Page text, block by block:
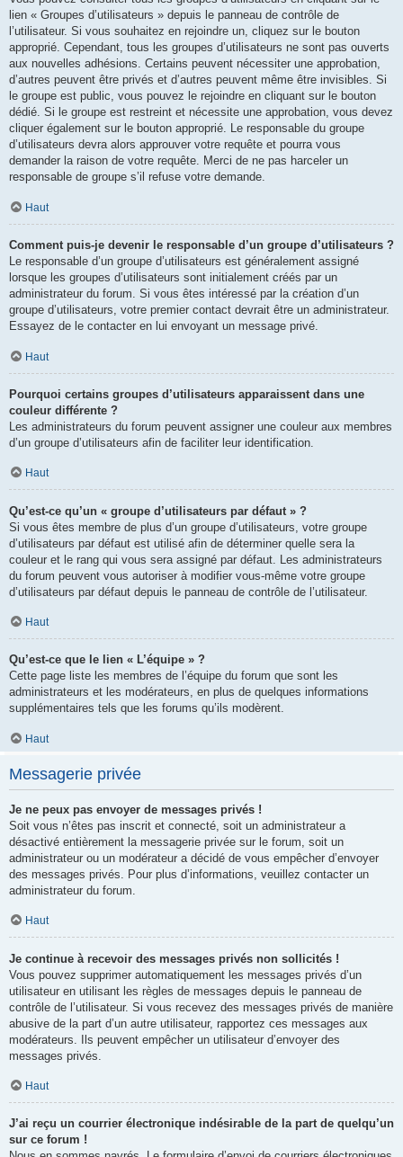
lien « Groupes d’utilisateurs » depuis le panneau de contrôle de
l’utilisateur. Si vous souhaitez en rejoindre un, cliquez sur le bouton
approprié. Cependant, tous les groupes d’utilisateurs ne sont pas ouverts
aux nouvelles adhésions. Certains peuvent nécessiter une approbation,
d’autres peuvent être privés et d’autres peuvent même être invisibles. Si
le groupe est public, vous pouvez le rejoindre en cliquant sur le bouton
dédié. Si le groupe est restreint et nécessite une approbation, vous devez
cliquer également sur le bouton approprié. Le responsable du groupe
d’utilisateurs devra alors approuver votre requête et pourra vous
demander la raison de votre requête. Merci de ne pas harceler un
responsable de groupe s’il refuse votre demande.
Haut
Comment puis-je devenir le responsable d’un groupe d’utilisateurs ?
Le responsable d’un groupe d’utilisateurs est généralement assigné
lorsque les groupes d’utilisateurs sont initialement créés par un
administrateur du forum. Si vous êtes intéressé par la création d’un
groupe d’utilisateurs, votre premier contact devrait être un administrateur.
Essayez de le contacter en lui envoyant un message privé.
Haut
Pourquoi certains groupes d’utilisateurs apparaissent dans une
couleur différente ?
Les administrateurs du forum peuvent assigner une couleur aux membres
d’un groupe d’utilisateurs afin de faciliter leur identification.
Haut
Qu’est-ce qu’un « groupe d’utilisateurs par défaut » ?
Si vous êtes membre de plus d’un groupe d’utilisateurs, votre groupe
d’utilisateurs par défaut est utilisé afin de déterminer quelle sera la
couleur et le rang qui vous sera assigné par défaut. Les administrateurs
du forum peuvent vous autoriser à modifier vous-même votre groupe
d’utilisateurs par défaut depuis le panneau de contrôle de l’utilisateur.
Haut
Qu’est-ce que le lien « L’équipe » ?
Cette page liste les membres de l’équipe du forum que sont les
administrateurs et les modérateurs, en plus de quelques informations
supplémentaires tels que les forums qu’ils modèrent.
Haut
Messagerie privée
Je ne peux pas envoyer de messages privés !
Soit vous n’êtes pas inscrit et connecté, soit un administrateur a
désactivé entièrement la messagerie privée sur le forum, soit un
administrateur ou un modérateur a décidé de vous empêcher d’envoyer
des messages privés. Pour plus d’informations, veuillez contacter un
administrateur du forum.
Haut
Je continue à recevoir des messages privés non sollicités !
Vous pouvez supprimer automatiquement les messages privés d’un
utilisateur en utilisant les règles de messages depuis le panneau de
contrôle de l’utilisateur. Si vous recevez des messages privés de manière
abusive de la part d’un autre utilisateur, rapportez ces messages aux
modérateurs. Ils peuvent empêcher un utilisateur d’envoyer des
messages privés.
Haut
J’ai reçu un courrier électronique indésirable de la part de quelqu’un
sur ce forum !